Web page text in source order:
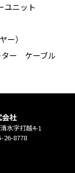
ユニット
ー）
ー
ケーブル
会社
水字打越4-1
26-8778